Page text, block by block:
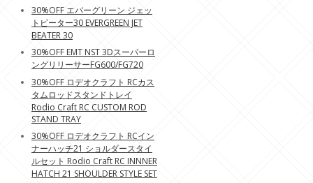
30%OFF エバーグリーン ジェッ
トビーター30 EVERGREEN JET
BEATER 30
30%OFF EMT NST 3Dスーパーロ
ングリリーサーFG600/FG720
30%OFF ロデオクラフト RCカス
タムロッドスタンドトレイ
Rodio Craft RC CUSTOM ROD
STAND TRAY
30%OFF ロデオクラフト RCイン
ナーハッチ21 ショルダースタイ
ルセット Rodio Craft RC INNNER
HATCH 21 SHOULDER STYLE SET